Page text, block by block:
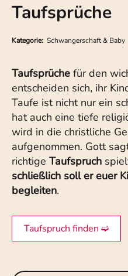
Taufsprüche
Kategorie: Schwangerschaft & Baby
Taufsprüche für den
entscheiden sich, ihr
Taufe ist nicht nur ein
hat auch eine tiefe
wird in die christliche
aufgenommen. Gott
richtige Taufspruch
schließlich soll er euer
begleiten.
Taufspruch finden ➫